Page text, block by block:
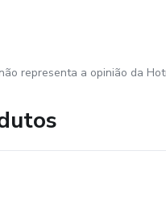
representa a opinião da